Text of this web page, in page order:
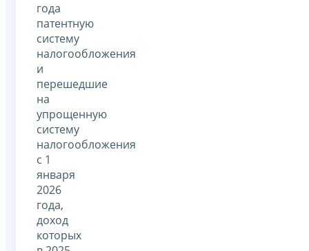
года
патентную
систему
налогообложения
и
перешедшие
на
упрощенную
систему
налогообложения
с 1
января
2026
года,
доход
которых